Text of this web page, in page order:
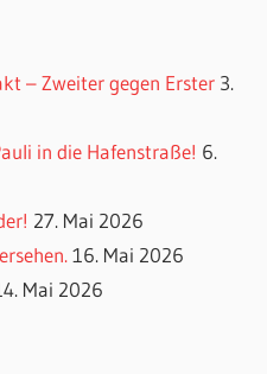
– Zweiter gegen Erster 3.
in die Hafenstraße! 6.
27. Mai 2026
16. Mai 2026
Mai 2026